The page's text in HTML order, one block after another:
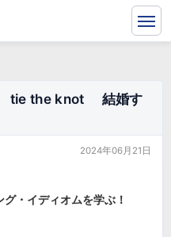
tie the knot 結婚す
2024年06月21日
・イディオムを学ぶ！